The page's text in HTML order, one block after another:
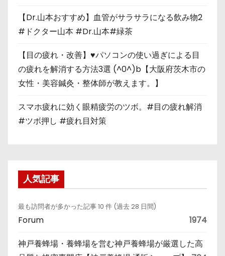
【Dr.山本おすすめ】血管がサラサラになる飲み物2
#ドクター山本 #Dr.山本#緑茶
【目の疲れ・改善】♥パソコンの使い過ぎによる目
の疲れを解消する方法3選 (^0^)b【大阪府茨木市の
女性・美容鍼灸・整体師が教えます。】
スマホ疲れに効く眼精疲労のツボ。#目の疲れ解消
#ツボ押し #疲れ目対策
人気記事
最も訪問者が多かった記事 10 件 (過去 28 日間)
Forum 1974
神戸養蜂場・養蜂場を営む神戸養蜂場が厳選した高